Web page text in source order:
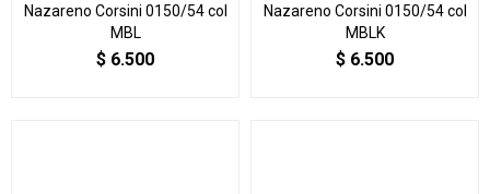
Nazareno Corsini 0150/54 col
MBL
$ 6.500
Nazareno Corsini 0150/54 col
MBLK
$ 6.500